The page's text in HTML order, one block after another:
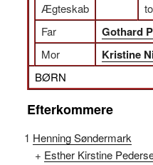
Ægteskab
to
Far Gothard
Mor Kristine
BØRN
Efterkommere
1 Henning Søndermark
+ Esther Kirstine